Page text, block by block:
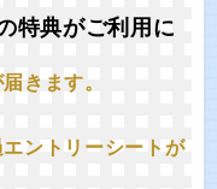
特典がご利用に
きます。
ントリーシートが